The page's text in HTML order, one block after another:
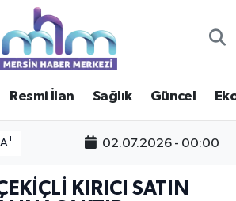
Resmi İlan Sağlık Güncel
A+ 02.07.2026 - 00:00
KIRICI SATIN
Durumu
Yoğunluk Haritası
Durumu ve Fikstür